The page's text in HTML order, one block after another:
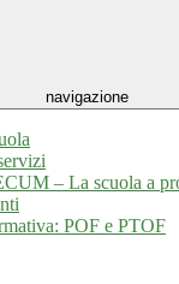
navigazione
– La scuola a
POF e PTOF